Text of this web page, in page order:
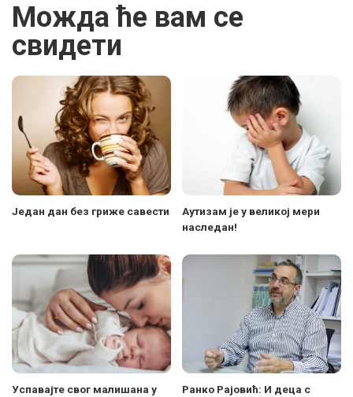
Можда ће вам се
свидети
Један дан без гриже савести
Аутизам је у великој мери
наследан!
Успавајте свог малишана у
Ранко Рајовић: И деца с